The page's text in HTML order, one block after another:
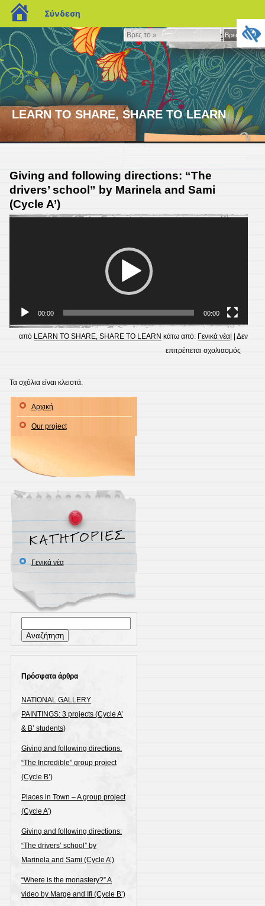
Βρες
το
»
Βρες το »
LEARN TO SHARE, SHARE TO LEARN
Giving and following directions: “The
drivers’ school” by Marinela and Sami
(Cycle A’)
00:00 00:00
από LEARN TO SHARE, SHARE TO LEARN κάτω από: Γενικά νέα | |Δεν
επιτρέπεται σχολιασμός
Τα σχόλια είναι κλειστά.
Αρχική
Our project
Γενικά νέα
για:
Πρόσφατα άρθρα
NATIONAL GALLERY
PAINTINGS: 3 projects (Cycle A’
& B’ students)
Giving and following directions:
“The Incredible” group project
(Cycle B’)
Places in Town – A group project
(Cycle A’)
Giving and following directions:
“The drivers’ school” by
Marinela and Sami (Cycle A’)
“Where is the monastery?” A
video by Marge and Ifi (Cycle B’)
blogs.sch.gr
Σύνδεση